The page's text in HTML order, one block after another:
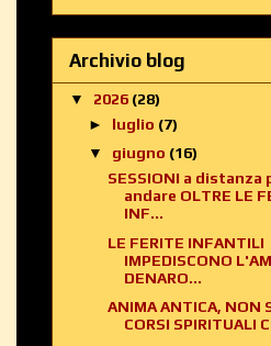
Archivio blog
▼ 2026 (28)
► luglio (7)
▼ giugno (16)
SESSIONI a distanza
andare OLTRE LE
INF...
LE FERITE INFANTILI
IMPEDISCONO
DENARO...
ANIMA ANTICA, NON
CORSI SPIRITUALI